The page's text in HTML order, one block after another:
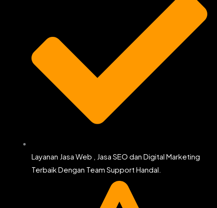
Layanan Jasa Web , Jasa SEO dan Digital Marketing
Terbaik Dengan Team Support Handal.